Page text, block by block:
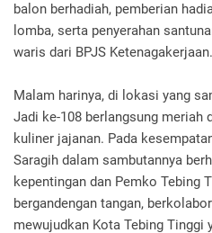
balon berhadiah, pemberian
lomba, serta penyerahan
waris dari BPJS Ketenagakerjaan.
Malam harinya, di lokasi yang
Jadi ke-108 berlangsung meriah
kuliner jajanan. Pada
Saragih dalam sambutannya
kepentingan dan Pemko Tebing
bergandengan tangan,
mewujudkan Kota Tebing Tinggi